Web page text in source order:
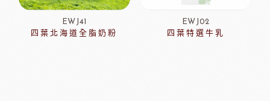
EWJ41
四葉北海道全脂奶粉
EWJ02
四葉特選牛乳